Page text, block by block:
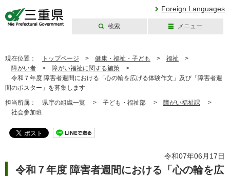
Foreign Languages
検索 メニュー
現在位置： トップページ > 健康・福祉・子ども > 福祉 >
障がい者 > 障がい福祉に関する施策 >
令和７年度 障害者週間における「心の輪を広げる体験作文」及び「障害者週
間のポスター」を募集します
担当所属： 県庁の組織一覧 > 子ども・福祉部 > 障がい福祉課 >
社会参加班
令和07年06月17日
令和７年度 障害者週間における「心の輪を広